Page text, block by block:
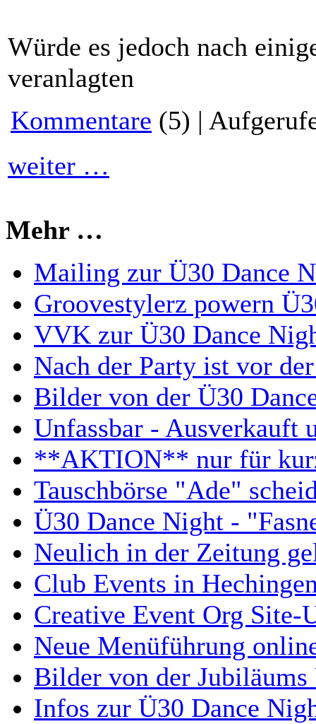
Würde es jedoch nach
veranlagten
Kommentare (5) |
weiter …
Mehr …
Mailing zur Ü30 Dance
Groovestylerz powern
VVK zur Ü30 Dance
Nach der Party ist vor
Bilder von der Ü30
Unfassbar - Ausverkauft
**AKTION** nur für
Tauschbörse "Ade"
Ü30 Dance Night -
Neulich in der Zeitung
Club Events in
Creative Event Org Site-
Neue Menüführung
Bilder von der
Infos zur Ü30 Dance